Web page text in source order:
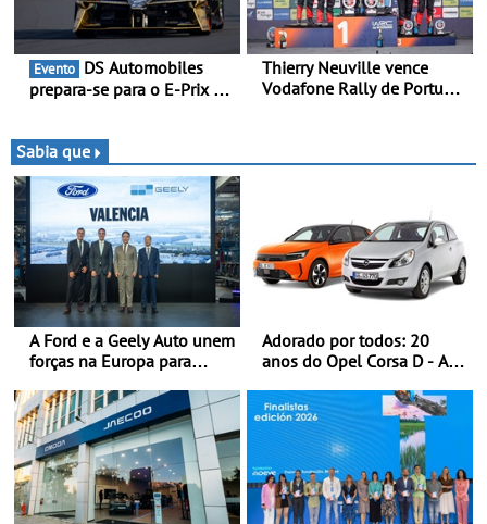
Evento
prepara-se para o E-Prix de
noturnas, uma estreia para
no campeonato
Thierry Neuville vence
Vodafone Rally de Portugal
Sabia que
A Ford e a Geely Auto unem
forças na Europa para
multienergia de última
geração em Espanha
Adorado por todos: 20
anos do Opel Corsa D - A
celebra a estreia mundial
no Salão Internacional do
Automóvel Britânico, em
Londres